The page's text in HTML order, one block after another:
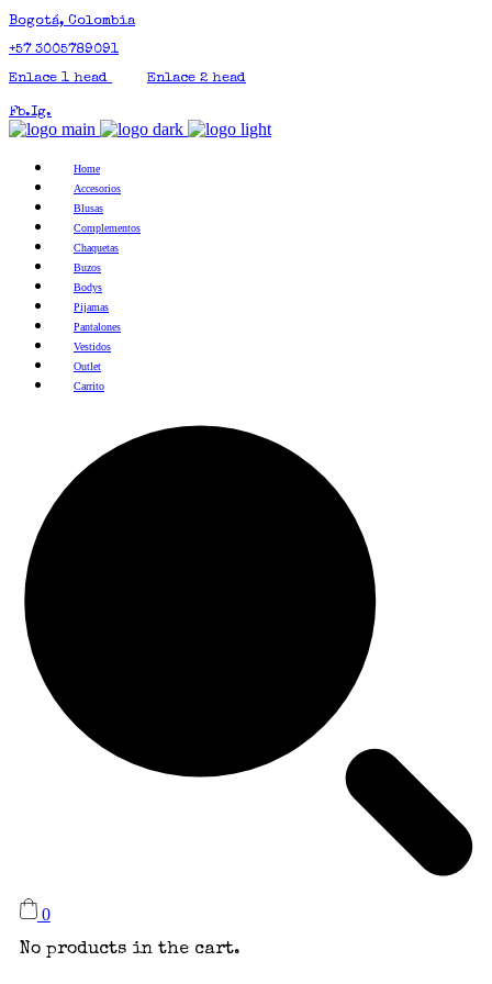
Bogotá, Colombia
+57 3005789091
Enlace 1 head
Enlace 2 head
Fb.Ig.
Home
Accesorios
Blusas
Complementos
Chaquetas
Buzos
Bodys
Pijamas
Pantalones
Vestidos
Outlet
Carrito
0
No products in the cart.